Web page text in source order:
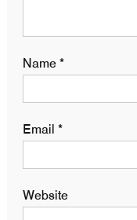
Name*
Email *
Website